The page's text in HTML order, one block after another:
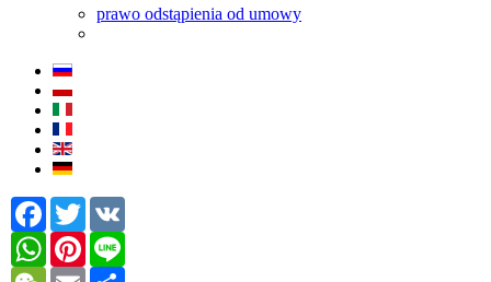
prawo odstąpienia od umowy
Facebook
Twitter
WhatsApp
Pinterest
WeChatEmail